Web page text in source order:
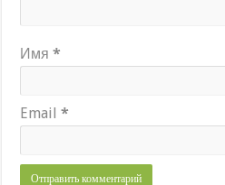
Имя*
Email*